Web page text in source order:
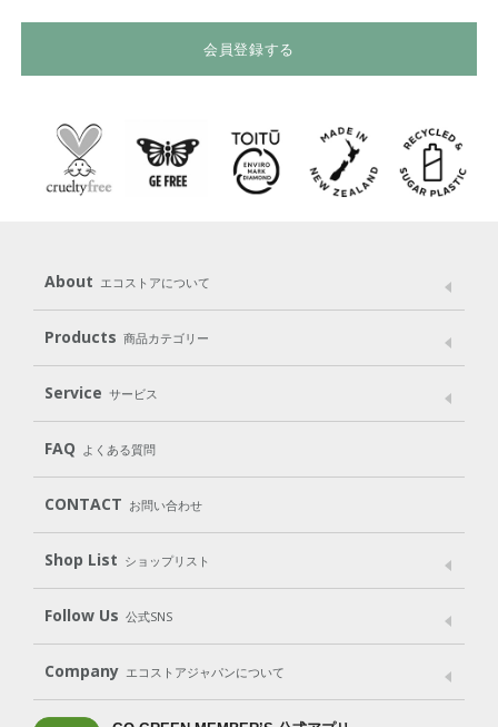
会員登録する
About エコストアについて
メッセージ ブランドストーリー
パッケージへのこだわり
動物実験をしない
Products 商品カテゴリー
Laundry
Cleaning Baby Kids
Body（ボディ） Hair（ヘア） Oral care（オーラルケア）
Goods （グッズ）
Gift set
Service サービス
User Guide
Subscription（定期便）
FAQ よくある質問
CONTACT お問い合わせ
Shop List ショップリスト
Shop List
Follow Us 公式SNS
LINE＠ Instagram Facebook
Company エコストアジャパンについて
会社案内 ご利用規約 プライバシーポリシー